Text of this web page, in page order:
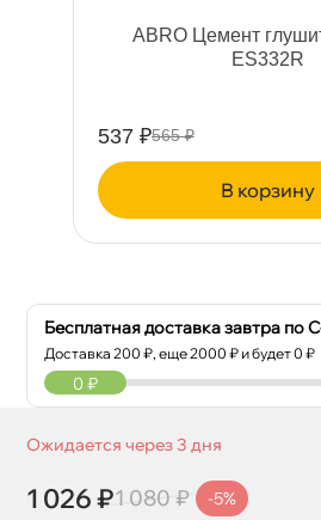
ABRO Цемент
ES332R
537 ₽565 ₽
корзину
Бесплатная доставка завтра по
Доставка200 ₽, еще2000 ₽ и будет 0 ₽
0 ₽
Ожидается через 3 дня
1 026 ₽1 080 ₽ -5%